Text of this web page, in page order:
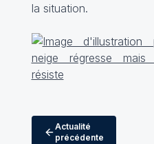
la situation.
Actualité
précédente